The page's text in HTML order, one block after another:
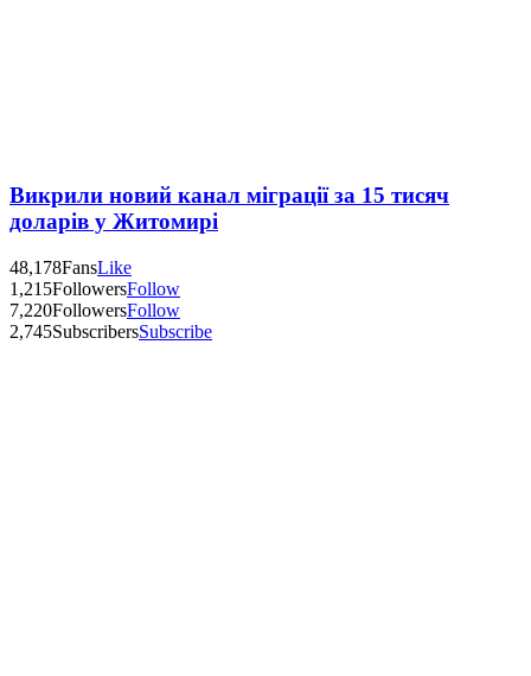
Викрили новий канал міграції за 15 тисяч
доларів у Житомирі
48,178FansLike
1,215FollowersFollow
7,220FollowersFollow
2,745SubscribersSubscribe